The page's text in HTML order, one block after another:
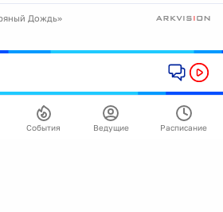
Дождь»
События Ведущие Расписание